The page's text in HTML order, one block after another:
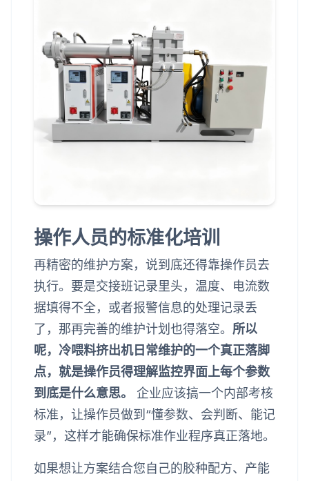
操作人员的标准化培训
再精密的维护方案，说到底还得靠操作员去
执行。要是交接班记录里头，温度、电流数
据填得不全，或者报警信息的处理记录丢
了，那再完善的维护计划也得落空。 所以
呢，冷喂料挤出机日常维护的一个真正落脚
点，就是操作员得理解监控界面上每个参数
到底是什么意思。
企业应该搞一个内部考核
标准，让操作员做到“懂参数、会判断、能记
录”，这样才能确保标准作业程序真正落地。
如果想让方案结合您自己的胶种配方、产能